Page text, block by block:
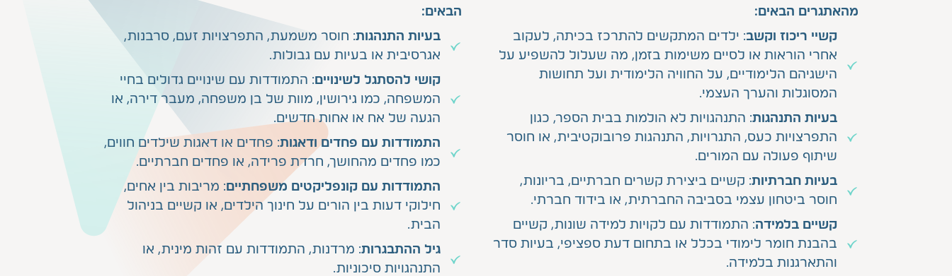
מהאתגרים הבאים:
קשיי ריכוז וקשב: ילדים המתקשים להתרכז בכיתה, לעקוב
אחרי הוראות או לסיים משימות בזמן, מה שעלול להשפיע על
הישגיהם הלימודיים, על החוויה הלימודית ועל תחושות
המסוגלות והערך העצמי.
בעיות התנהגות: התנהגויות לא הולמות בבית הספר, כגון
התפרצויות כעס, התגרויות, התנהגות פרובוקטיבית, או חוסר
שיתוף פעולה עם המורים.
בעיות חברתיות: קשיים ביצירת קשרים חברתיים, בריונות,
חוסר ביטחון עצמי בסביבה החברתית, או בידוד חברתי.
קשיים בלמידה: התמודדות עם לקויות למידה שונות, קשיים
בהבנת חומר לימודי בכלל או בתחום דעת ספציפי, בעיות סדר
והתארגנות בלמידה.
הבאים:
בעיות התנהגות: חוסר משמעת, התפרצויות זעם, סרבנות,
אגרסיבית או בעיות עם גבולות.
קושי להסתגל לשינויים: התמודדות עם שינויים גדולים בחיי
המשפחה, כמו גירושין, מוות של בן משפחה, מעבר דירה, או
הגעה של אח או אחות חדשים.
התמודדות עם פחדים ודאגות: פחדים או דאגות שילדים חווים,
כמו פחדים מהחושך, חרדת פרידה, או פחדים חברתיים.
התמודדות עם קונפליקטים משפחתיים: מריבות בין אחים,
חילוקי דעות בין הורים על חינוך הילדים, או קשיים בניהול
הבית.
גיל ההתבגרות: מרדנות, התמודדות עם זהות מינית, או
התנהגויות סיכוניות.